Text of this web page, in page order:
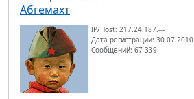
Абгемахт
IP/Host: 217.24.187.---
Дата регистрации: 30.07.2010
Сообщений: 67 339